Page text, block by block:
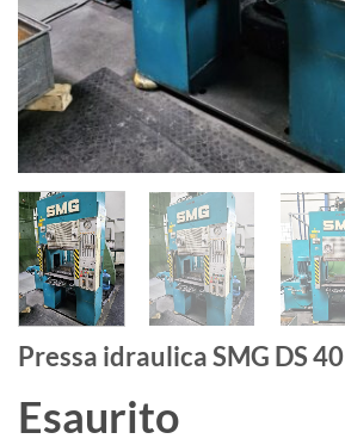
Pressa idraulica SMG DS 40
Esaurito